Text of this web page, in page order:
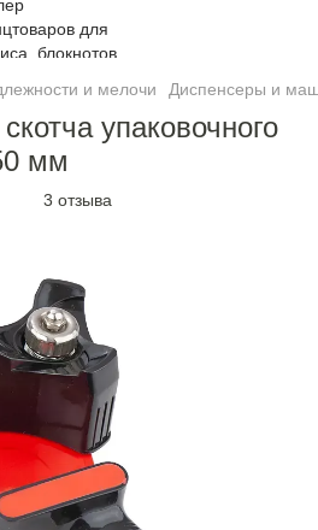
и мелочи Диспенсеры и
упаковочного
мм
3 отзыва